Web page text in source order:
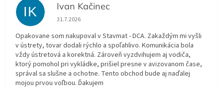
IK Ivan Kačinec
Hodnotenie obchodu je 5 z 5 hviezdičiek.
31.7.2026
Opakovane som nakupoval v Stavmat - DCA. Zakaždým mi vyšli
v ústrety, tovar dodali rýchlo a spoľahlivo. Komunikácia bola
vždy ústretová a korektná. Zároveň vyzdvihujem aj vodiča,
ktorý pomohol pri vykládke, prišiel presne v avizovanom čase,
správal sa slušne a ochotne. Tento obchod bude aj naďalej
mojou prvou voľbou. Ďakujem